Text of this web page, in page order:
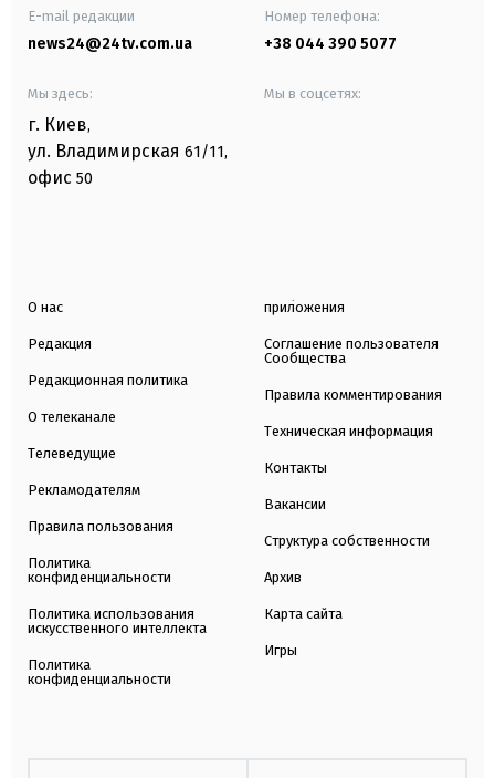
E-mail редакции
news24@24tv.com.ua
Номер телефона:
+38 044 390 5077
Мы здесь:
г. Киев,
ул. Владимирская 61/11,
офис 50
Мы в соцсетях:
О нас
Редакция
Редакционная политика
О телеканале
Телеведущие
Рекламодателям
Правила пользования
Политика
конфиденциальности
Политика использования
искусственного интеллекта
Политика
конфиденциальности
приложения
Соглашение пользователя
Сообщества
Правила комментирования
Техническая информация
Контакты
Вакансии
Структура собственности
Архив
Карта сайта
Игры